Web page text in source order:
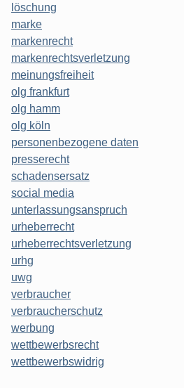
löschung
marke
markenrecht
markenrechtsverletzung
meinungsfreiheit
olg frankfurt
olg hamm
olg köln
personenbezogene daten
presserecht
schadensersatz
social media
unterlassungsanspruch
urheberrecht
urheberrechtsverletzung
urhg
uwg
verbraucher
verbraucherschutz
werbung
wettbewerbsrecht
wettbewerbswidrig